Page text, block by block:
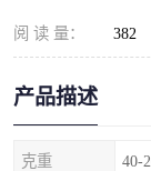
阅 读 量： 382
产品描述
克重 40-